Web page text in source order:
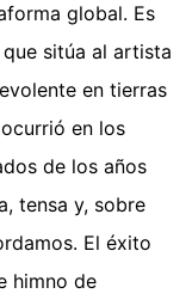
global. Es
sitúa al artista
en tierras
en los
de los años
tensa y, sobre
El éxito
himno de